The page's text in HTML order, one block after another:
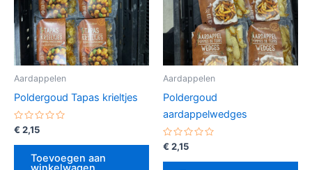
Aardappelen
Poldergoud Tapas krieltjes
Gewaardeerd
0
uit
€ 2,15
Toevoegen aan
Aardappelen
Poldergoud
aardappelwedges
Gewaardeerd
0
uit
€ 2,15